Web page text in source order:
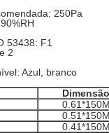
250Pa
53438: F1
2
Azul, branco
Dimensão
0.61*150M
0.51*150M
0.41*150M